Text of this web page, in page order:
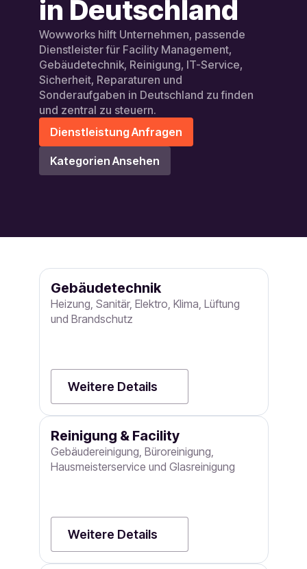
in Deutschland
Wowworks hilft Unternehmen, passende
Dienstleister für Facility Management,
Gebäudetechnik, Reinigung, IT-Service,
Sicherheit, Reparaturen und
Sonderaufgaben in Deutschland zu finden
und zentral zu steuern.
Dienstleistung Anfragen
Kategorien Ansehen
Gebäudetechnik
Heizung, Sanitär, Elektro, Klima, Lüftung
und Brandschutz
Weitere Details
Reinigung & Facility
Gebäudereinigung, Büroreinigung,
Hausmeisterservice und Glasreinigung
Weitere Details